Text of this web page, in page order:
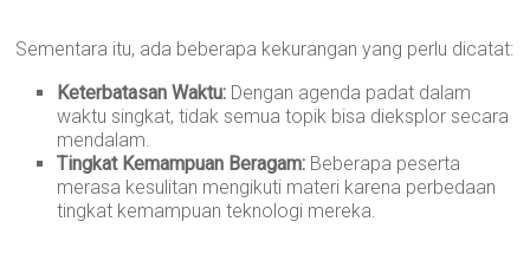
Sementara itu, ada beberapa kekurangan yang perlu dicatat:
Keterbatasan Waktu: Dengan agenda padat dalam
waktu singkat, tidak semua topik bisa dieksplor secara
mendalam.
Tingkat Kemampuan Beragam: Beberapa peserta
merasa kesulitan mengikuti materi karena perbedaan
tingkat kemampuan teknologi mereka.